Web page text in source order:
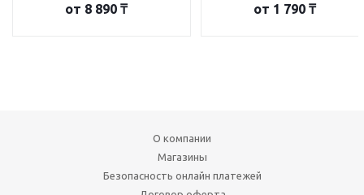
от 8 890 ₸ от 1 790 ₸
О компании
Магазины
Безопасность онлайн платежей